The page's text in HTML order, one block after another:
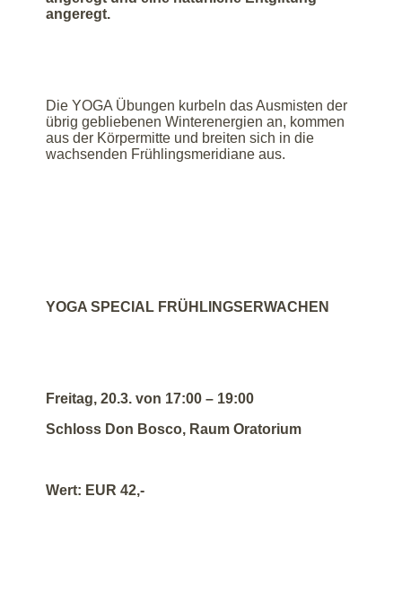
angeregt.
Die YOGA Übungen kurbeln das Ausmisten der
übrig gebliebenen Winterenergien an, kommen
aus der Körpermitte und breiten sich in die
wachsenden Frühlingsmeridiane aus.
YOGA SPECIAL FRÜHLINGSERWACHEN
Freitag, 20.3. von 17:00 – 19:00
Schloss Don Bosco, Raum Oratorium
Wert: EUR 42,-